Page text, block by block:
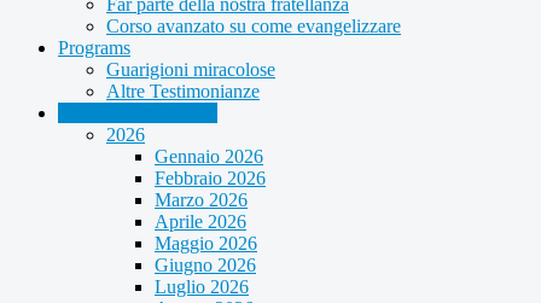
Far parte della nostra fratellanza
Corso avanzato su come evangelizzare
Programs
Guarigioni miracolose
Altre Testimonianze
2026
Gennaio 2026
Febbraio 2026
Marzo 2026
Aprile 2026
Maggio 2026
Giugno 2026
Luglio 2026